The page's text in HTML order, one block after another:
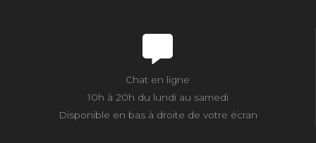
Chat en ligne
10h à 20h du lundi au samedi
Disponible en bas à droite de votre écran